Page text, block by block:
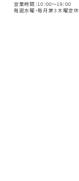
営業時間：10：00～19：00
毎週水曜・毎月第３木曜定休